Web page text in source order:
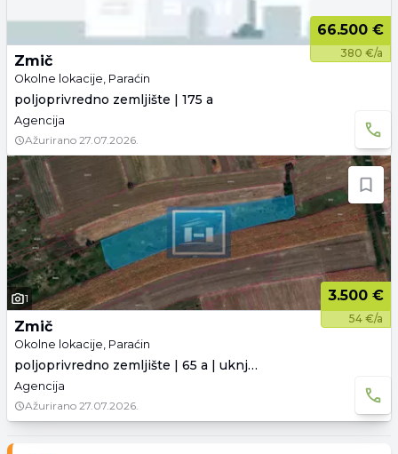
66.500 €
380 €/a
Zmič
Okolne lokacije, Paraćin
poljoprivredno zemljište | 175 a
Agencija
Ažurirano 27.07.2026.
1 3.500 €
54 €/a
Zmič
Okolne lokacije, Paraćin
poljoprivredno zemljište | 65 a | uknjiženo
Agencija
Ažurirano 27.07.2026.